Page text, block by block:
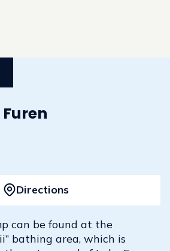
Directions
can be found at the
bathing area, which is